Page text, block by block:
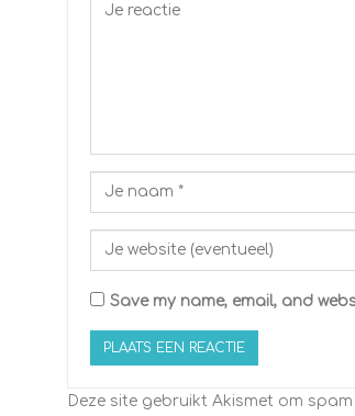
Save my name, email, and
Deze site gebruikt Akismet om